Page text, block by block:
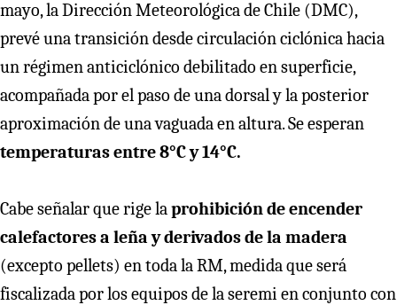
mayo, la Dirección Meteorológica de Chile (DMC),
prevé una transición desde circulación ciclónica hacia
un régimen anticiclónico debilitado en superficie,
acompañada por el paso de una dorsal y la posterior
aproximación de una vaguada en altura. Se esperan
temperaturas entre 8°C y 14°C.
Cabe señalar que rige laprohibición de encender
calefactores a leña y derivados de la madera
(excepto pellets) en toda la RM, medida que será
fiscalizada por los equipos de la seremi en conjunto con